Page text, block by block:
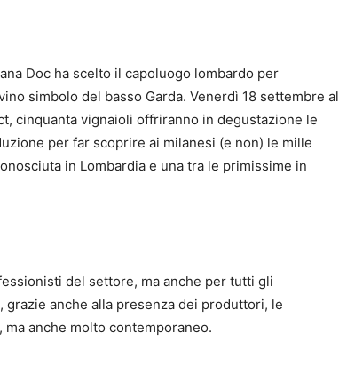
Doc ha scelto il capoluogo lombardo per
simbolo del basso Garda. Venerdì 18 settembre al
cinquanta vignaioli offriranno in degustazione le
per far scoprire ai milanesi (e non) le mille
in Lombardia e una tra le primissime in
del settore, ma anche per tutti gli
anche alla presenza dei produttori, le
anche molto contemporaneo.